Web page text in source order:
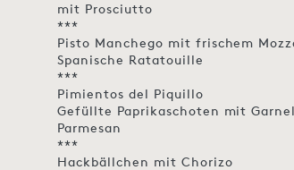
mit Prosciutto
***
Pisto Manchego mit frischem
Spanische Ratatouille
***
Pimientos del Piquillo
Gefüllte Paprikaschoten mit
Parmesan
***
Hackbällchen mit Chorizo